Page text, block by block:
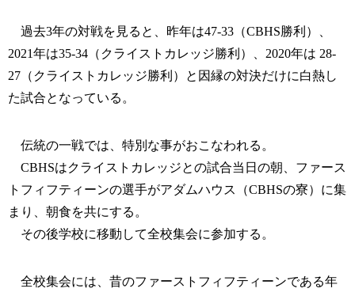
過去3年の対戦を見ると、昨年は47-33（CBHS勝利）、
2021年は35-34（クライストカレッジ勝利）、2020年は 28-
27（クライストカレッジ勝利）と因縁の対決だけに白熱し
た試合となっている。
伝統の一戦では、特別な事がおこなわれる。
CBHSはクライストカレッジとの試合当日の朝、ファース
トフィフティーンの選手がアダムハウス（CBHSの寮）に集
まり、朝食を共にする。
その後学校に移動して全校集会に参加する。
全校集会には、昔のファーストフィフティーンである年